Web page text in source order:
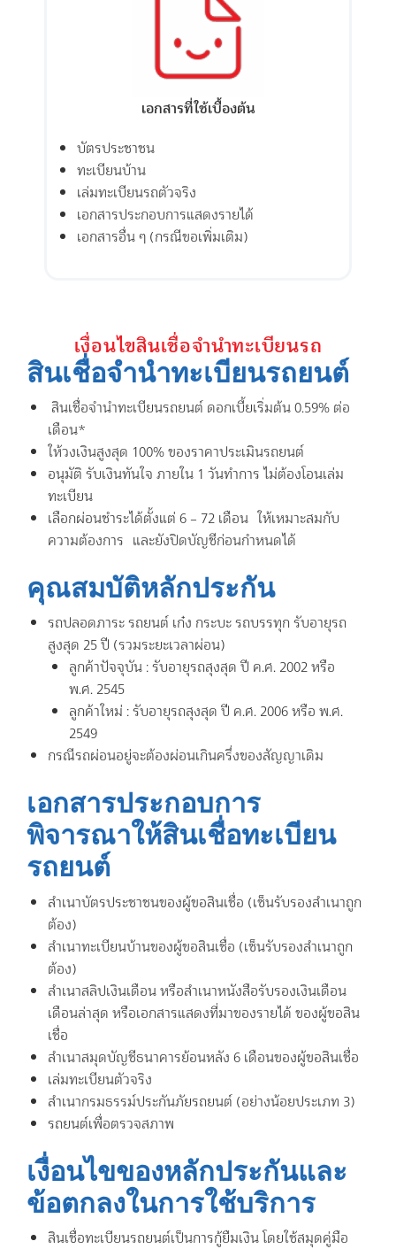
เอกสารที่ใช้เบื้องต้น
บัตรประชาชน
ทะเบียนบ้าน
เล่มทะเบียนรถตัวจริง
เอกสารประกอบการแสดงรายได้
เอกสารอื่น ๆ (กรณีขอเพิ่มเติม)
เงื่อนไขสินเชื่อจำนำทะเบียนรถ
สินเชื่อจำนำทะเบียนรถยนต์
สินเชื่อจำนำทะเบียนรถยนต์ ดอกเบี้ยเริ่มต้น 0.59% ต่อ
เดือน*
ให้วงเงินสูงสุด 100% ของราคาประเมินรถยนต์
อนุมัติ รับเงินทันใจ ภายใน 1 วันทำการ ไม่ต้องโอนเล่ม
ทะเบียน
เลือกผ่อนชำระได้ตั้งแต่ 6 – 72 เดือน ให้เหมาะสมกับ
ความต้องการ และยังปิดบัญชีก่อนกำหนดได้
คุณสมบัติหลักประกัน
รถปลอดภาระ รถยนต์ เก๋ง กระบะ รถบรรทุก รับอายุรถ
สูงสุด 25 ปี (รวมระยะเวลาผ่อน)
ลูกค้าปัจจุบัน : รับอายุรถสุงสุด ปี ค.ศ. 2002 หรือ
พ.ศ. 2545
ลูกค้าใหม่ : รับอายุรถสุงสุด ปี ค.ศ. 2006 หรือ พ.ศ.
2549
กรณีรถผ่อนอยู่จะต้องผ่อนเกินครึ่งของสัญญาเดิม
เอกสารประกอบการ
พิจารณาให้สินเชื่อทะเบียน
รถยนต์
สำเนาบัตรประชาชนของผู้ขอสินเชื่อ (เซ็นรับรองสำเนาถูก
ต้อง)
สำเนาทะเบียนบ้านของผู้ขอสินเชื่อ (เซ็นรับรองสำเนาถูก
ต้อง)
สำเนาสลิปเงินเดือน หรือสำเนาหนังสือรับรองเงินเดือน
เดือนล่าสุด หรือเอกสารแสดงที่มาของรายได้ ของผู้ขอสิน
เชื่อ
สำเนาสมุดบัญชีธนาคารย้อนหลัง 6 เดือนของผู้ขอสินเชื่อ
เล่มทะเบียนตัวจริง
สำเนากรมธรรม์ประกันภัยรถยนต์ (อย่างน้อยประเภท 3)
รถยนต์เพื่อตรวจสภาพ
เงื่อนไขของหลักประกันและ
ข้อตกลงในการใช้บริการ
สินเชื่อทะเบียนรถยนต์เป็นการกู้ยืมเงิน โดยใช้สมุดคู่มือ